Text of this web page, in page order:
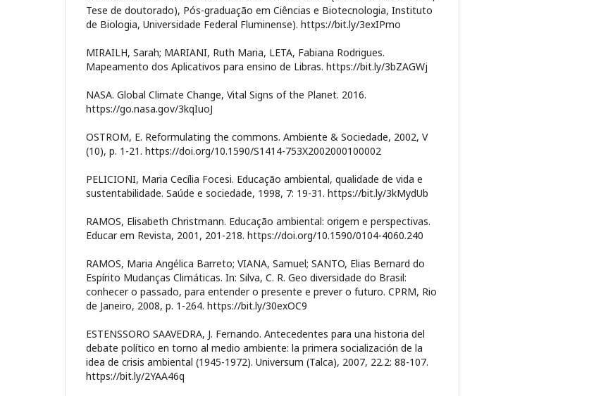
Tese de doutorado), Pós-graduação em Ciências e Biotecnologia, Instituto
de Biologia, Universidade Federal Fluminense). https://bit.ly/3exIPmo
MIRAILH, Sarah; MARIANI, Ruth Maria, LETA, Fabiana Rodrigues.
Mapeamento dos Aplicativos para ensino de Libras. https://bit.ly/3bZAGWj
NASA. Global Climate Change, Vital Signs of the Planet. 2016.
https://go.nasa.gov/3kqIuoJ
OSTROM, E. Reformulating the commons. Ambiente & Sociedade, 2002, V
(10), p. 1-21. https://doi.org/10.1590/S1414-753X2002000100002
PELICIONI, Maria Cecília Focesi. Educação ambiental, qualidade de vida e
sustentabilidade. Saúde e sociedade, 1998, 7: 19-31. https://bit.ly/3kMydUb
RAMOS, Elisabeth Christmann. Educação ambiental: origem e perspectivas.
Educar em Revista, 2001, 201-218. https://doi.org/10.1590/0104-4060.240
RAMOS, Maria Angélica Barreto; VIANA, Samuel; SANTO, Elias Bernard do
Espírito Mudanças Climáticas. In: Silva, C. R. Geo diversidade do Brasil:
conhecer o passado, para entender o presente e prever o futuro. CPRM, Rio
de Janeiro, 2008, p. 1-264. https://bit.ly/30exOC9
ESTENSSORO SAAVEDRA, J. Fernando. Antecedentes para una historia del
debate político en torno al medio ambiente: la primera socialización de la
idea de crisis ambiental (1945-1972). Universum (Talca), 2007, 22.2: 88-107.
https://bit.ly/2YAA46q